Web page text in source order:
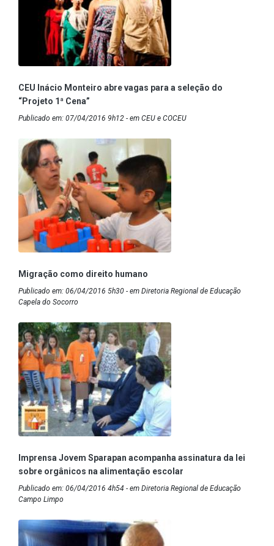
CEU Inácio Monteiro abre vagas para a seleção do
“Projeto 1ª Cena”
Publicado em: 07/04/2016 9h12 - em CEU e COCEU
Migração como direito humano
Publicado em: 06/04/2016 5h30 - em Diretoria Regional de Educação
Capela do Socorro
Imprensa Jovem Sparapan acompanha assinatura da lei
sobre orgânicos na alimentação escolar
Publicado em: 06/04/2016 4h54 - em Diretoria Regional de Educação
Campo Limpo